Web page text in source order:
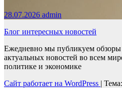
28.07.2026 admin
Блог интересных новостей
Ежедневно мы публикуем
актуальных новостей во всем
политике и экономике
Сайт работает на WordPress |